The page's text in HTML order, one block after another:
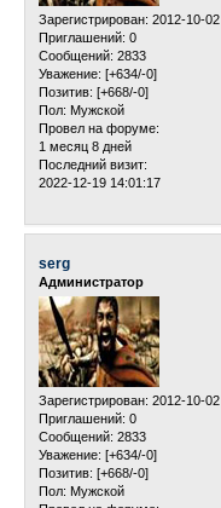
Зарегистрирован: 2012-10-02
Приглашений: 0
Сообщений: 2833
Уважение: [+634/-0]
Позитив: [+668/-0]
Пол: Мужской
Провел на форуме:
1 месяц 8 дней
Последний визит:
2022-12-19 14:01:17
serg
Администратор
Зарегистрирован: 2012-10-02
Приглашений: 0
Сообщений: 2833
Уважение: [+634/-0]
Позитив: [+668/-0]
Пол: Мужской